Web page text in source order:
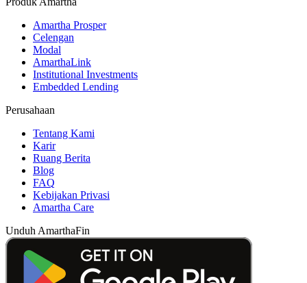
Amartha Prosper
Celengan
Modal
AmarthaLink
Institutional Investments
Embedded Lending
Perusahaan
Tentang Kami
Karir
Ruang Berita
Blog
FAQ
Kebijakan Privasi
Amartha Care
Unduh AmarthaFin